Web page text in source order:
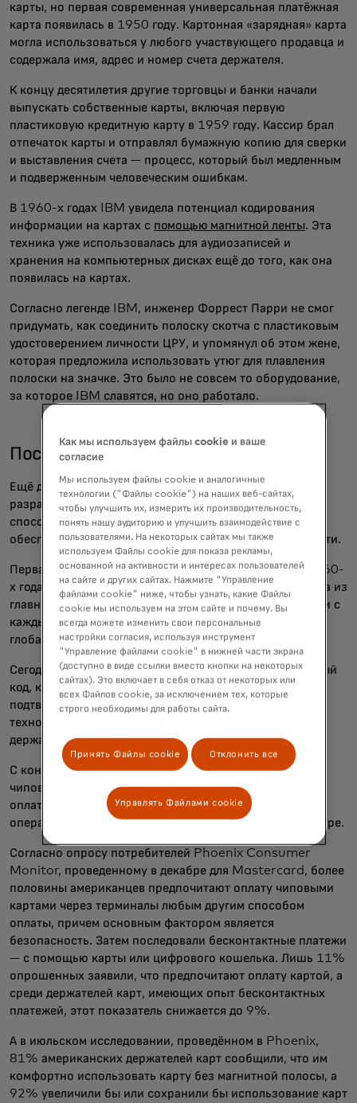
карты, но первая современная универсальная платёжная
карта появилась в 1950 году. Картонная «зарядная» карта
могла использоваться у любого участвующего продавца и
содержала имя, адрес и номер счета держателя.
К концу десятилетия другие торговцы и банки начали
выпускать собственные карты, включая первую
пластиковую кредитную карту в 1959 году. Кассир брал
отпечаток карты и отправлял бумажную копию для сверки
и выставления счета — процесс, который был медленным
и подверженным человеческим ошибкам.
В 1960-х годах IBM увидела потенциал кодирования
информации на картах с помощью магнитной ленты. Эта
техника уже использовалась для аудиозаписей и
хранения на компьютерных дисках ещё до того, как она
появилась на картах.
Согласно легенде IBM, инженер Форрест Парри не смог
придумать, как соединить полоску скотча с пластиковым
удостоверением личности ЦРУ, и упомянул об этом жене,
которая предложила использовать утюг для плавления
полоски на значке. Это было не совсем то оборудование,
за которое IBM славятся, но оно работало.
Постепенно уменьшая безопасность
Ещё до появления магнитной полосы инженеры
разрабатывали идею карты с компьютерным чипом,
способной выполнять сложные вычисления,
обеспечивающие ещё более строгие меры безопасности.
Первая чиповая карта дебютировала во Франции в 1960-
х годах, но потребовались годы, чтобы прижиться. Одна из
главных проблем — разные чиповые карты не работали с
каждым терминалом. Это привело к разработке
глобального стандарта технологий чипов EMV. .
Сегодня для каждой транзакции чип создаёт уникальный
код, который подтверждается банком-эмитентом для
подтверждения использования подлинной карты. Эта
технология также повышает безопасность данных
держателя карты.
С конца 1990-х годов, с внедрением стандарта EMV,
чиповые карты стали предпочтительным способом
оплаты. Сегодня чипы EMV используются в
операций по оплате картами при личном контакте в мире.
Согласно опросу потребителей Phoenix Consumer
Monitor, проведенному в декабре для Mastercard, более
половины американцев предпочитают оплату чиповыми
картами через терминалы любым другим способом
оплаты, причем основным фактором является
безопасность. Затем последовали бесконтактные платежи
— с помощью карты или цифрового кошелька. Лишь 11%
опрошенных заявили, что предпочитают оплату картой, а
среди держателей карт, имеющих опыт бесконтактных
платежей, этот показатель снижается до 9%.
А в июльском исследовании, проведённом в Phoenix,
81% американских держателей карт сообщили, что им
комфортно использовать карту без магнитной полосы, а
92% увеличили бы или сохранили бы использование карт
Как мы используем файлы cookie и ваше
согласие
Мы используем файлы cookie и аналогичные
технологии ("Файлы cookie") на наших веб-сайтах,
чтобы улучшить их, измерить их производительность,
понять нашу аудиторию и улучшить взаимодействие с
пользователями. На некоторых сайтах мы также
используем Файлы cookie для показа рекламы,
основанной на активности и интересах пользователей
на сайте и других сайтах. Нажмите "Управление
файлами cookie" ниже, чтобы узнать, какие Файлы
cookie мы используем на этом сайте и почему. Вы
всегда можете изменить свои персональные
настройки согласия, используя инструмент
"Управление файлами cookie" в нижней части экрана
(доступно в виде ссылки вместо кнопки на некоторых
сайтах). Это включает в себя отказ от некоторых или
всех Файлов cookie, за исключением тех, которые
строго необходимы для работы сайта.
Принять Файлы cookie Отклонить все
Управлять Файлами cookie